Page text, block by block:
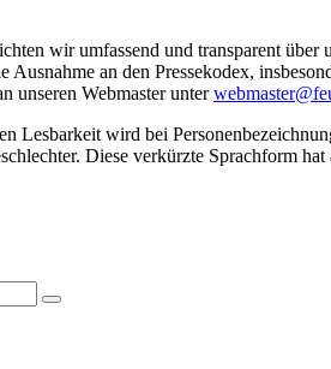
wir umfassend und transparent
Ausnahme an den Pressekodex,
unseren Webmaster unter
Lesbarkeit wird bei
Diese verkürzte Sprachform